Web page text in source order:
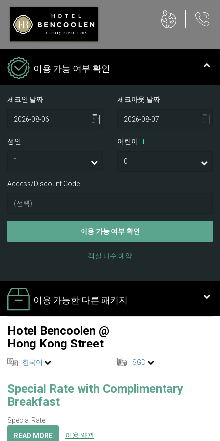
이용 가능 여부 확인
체크인 날짜 체크아웃 날짜
성인 어린이 i
Access/Discount Code
이용 가능 여부 확인
객실 다수 예약
이용 가능한 다른 패키지
Hotel Bencoolen @
Hong Kong Street
한국어 SGD
Special Rate with Complimentary
Breakfast
Special Rate
READ MORE
이용 약관